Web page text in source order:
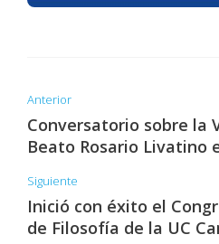
Anterior
Conversatorio sobre la
Beato Rosario Livatino
Siguiente
Inició con éxito el
de Filosofía de la UC